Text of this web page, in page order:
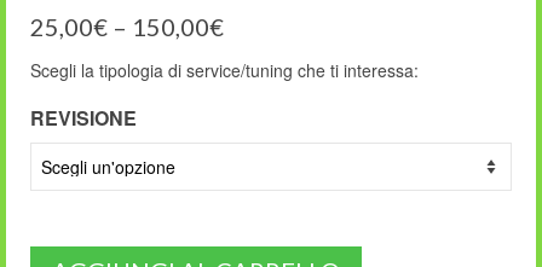
25,00€ – 150,00€
Scegli la tipologia di service/tuning che ti interessa:
REVISIONE